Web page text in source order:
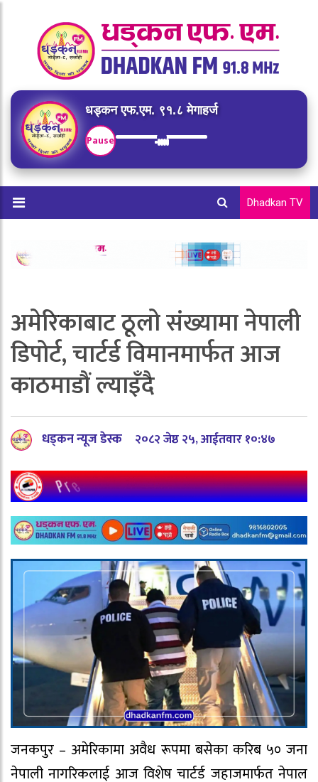
धड्कन एफ.एम. ९१.८ मेगाहर्ज
Pause
Dhadkan TV
अमेरिकाबाट ठूलो संख्यामा नेपाली
डिपोर्ट, चार्टर्ड विमानमार्फत आज
काठमाडौं ल्याइँदै
धड्कन न्यूज डेस्क २०८२ जेष्ठ २५, आईतवार १०:४७
जनकपुर – अमेरिकामा अवैध रूपमा बसेका करिब ५० जना
नेपाली नागरिकलाई आज विशेष चार्टर्ड जहाजमार्फत नेपाल